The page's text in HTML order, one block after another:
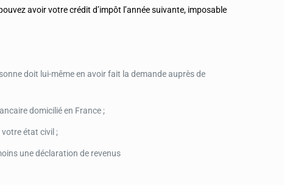
avoir votre crédit d’impôt l’année suivante, imposable
doit lui-même en avoir fait la demande auprès de
domicilié en France ;
état civil ;
une déclaration de revenus